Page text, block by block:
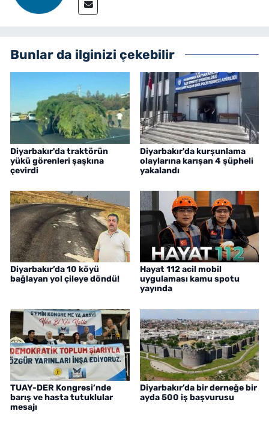
Bunlar da ilginizi çekebilir
Diyarbakır'da traktörün
yükü görenleri şaşkına
çevirdi
Diyarbakır'da kurşunlama
olaylarına karışan 4 şüpheli
yakalandı
Diyarbakır’da 10 köyü
bağlayan yol çileye döndü!
Hayat 112 acil mobil
uygulaması kamu spotu
yayında
TUAY-DER Kongresi’nde
barış ve hasta tutuklular
mesajı
Diyarbakır’da bir derneğe bir
ayda 500 iş başvurusu